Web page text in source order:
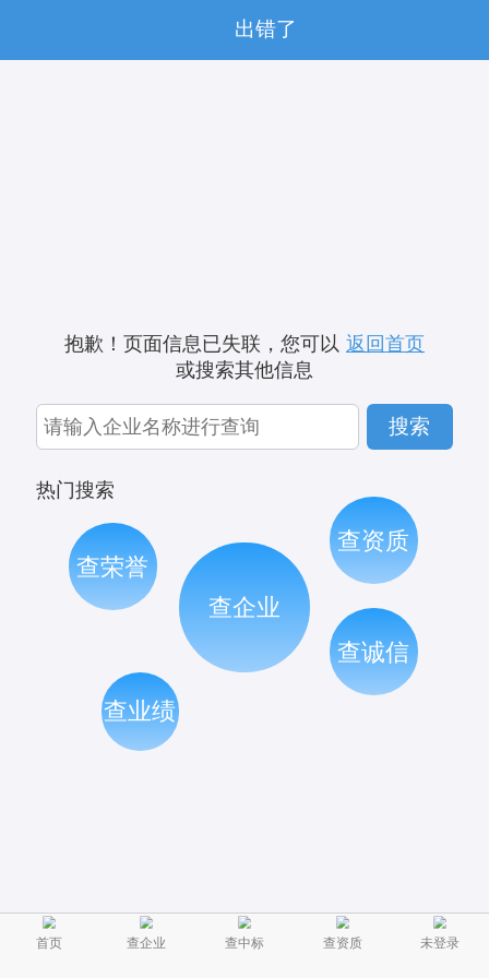
出错了
抱歉！页面信息已失联，您可以 返回首页
或搜索其他信息
搜索
热门搜索
查荣誉
查资质
查企业
查业绩
查诚信
首页 查企业 查中标 查资质 未登录